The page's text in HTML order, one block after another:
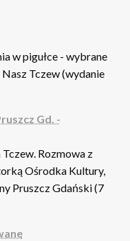
w pigułce - wybrane
Tczew (wydanie
Gd. -
Rozmowa z
Ośrodka Kultury,
Pruszcz Gdański (7